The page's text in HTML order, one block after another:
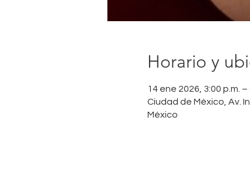
Horario y
14 ene 2026, 3:00 p.m. –
Ciudad de México, Av.
México